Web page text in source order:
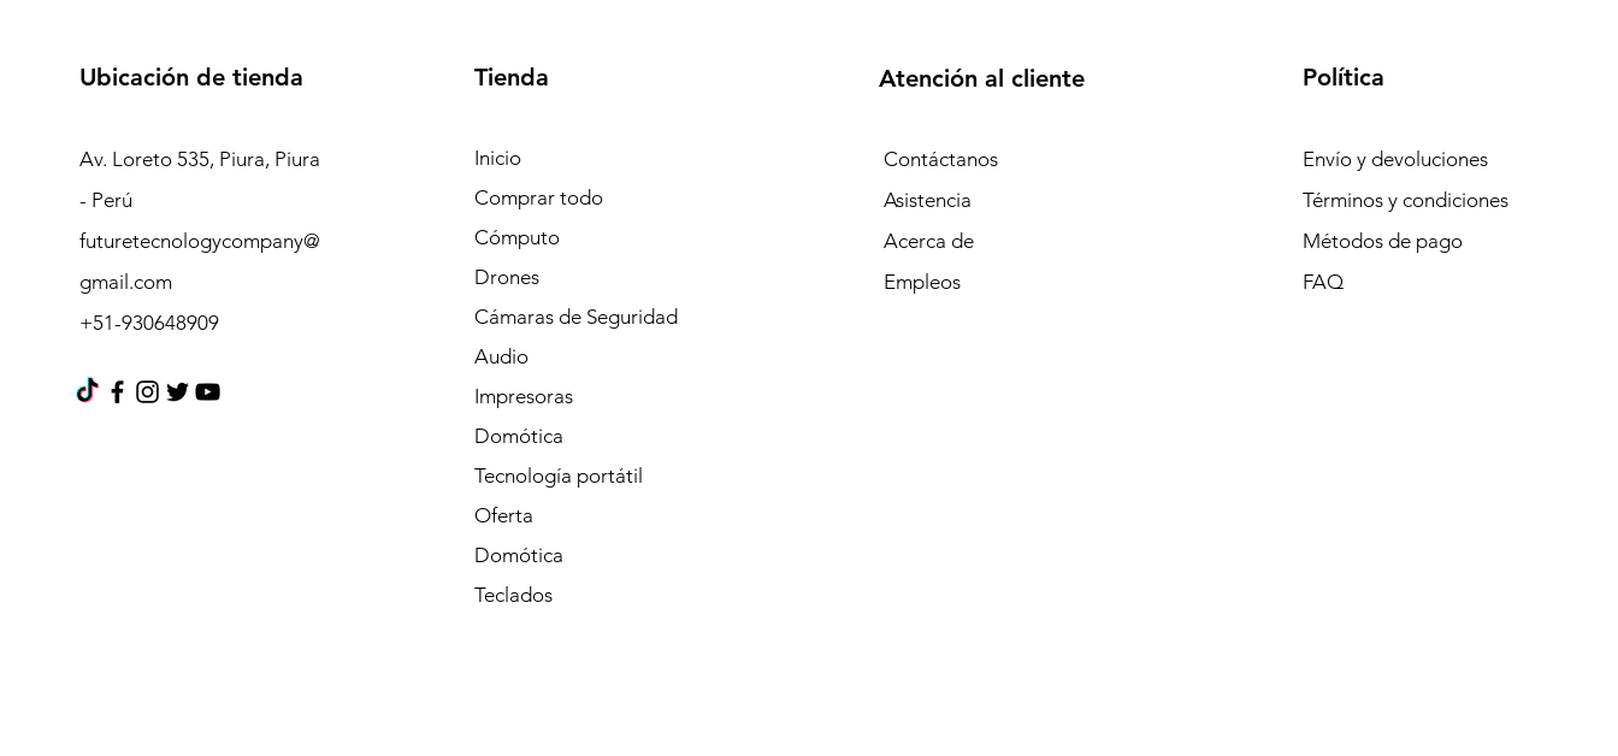
Ubicación de tienda
Av. Loreto 535, Piura, Piura
- Perú
futuretecnologycompany@
gmail.com
+51-930648909
Tienda
Inicio
Comprar todo
Cómputo
Drones
Cámaras de Seguridad
Audio
Impresoras
Domótica
Tecnología portátil
Oferta
Domótica
Teclados
Atención al cliente
Contáctanos
Asistencia
Acerca de
Empleos
Política
Envío y devoluciones
Términos y condiciones
Métodos de pago
FAQ